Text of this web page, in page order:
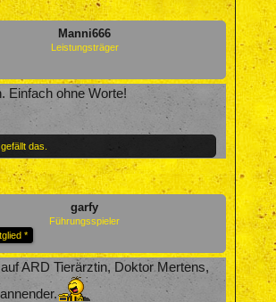
Manni666
Leistungsträger
Einfach ohne Worte!
gefällt das.
garfy
Führungsspieler
*
ARD Tierärztin, Doktor Mertens,